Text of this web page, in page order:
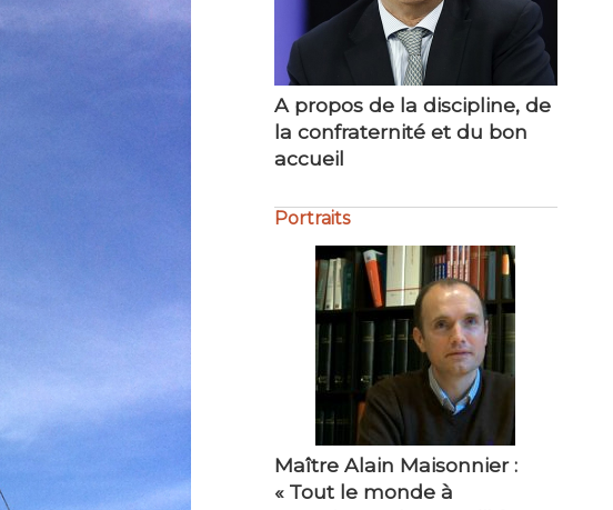
La gestion de la crise
Portraits
Maître Philippe Bourdel :
« Amour du travail bien fait…
»